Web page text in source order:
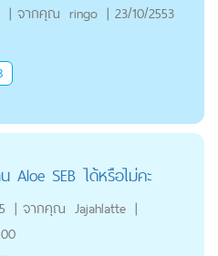
| จากคุณ ringo | 23/10/2553
Aloe SEB ได้หรือไม่คะ
| จากคุณ Jajahlatte |